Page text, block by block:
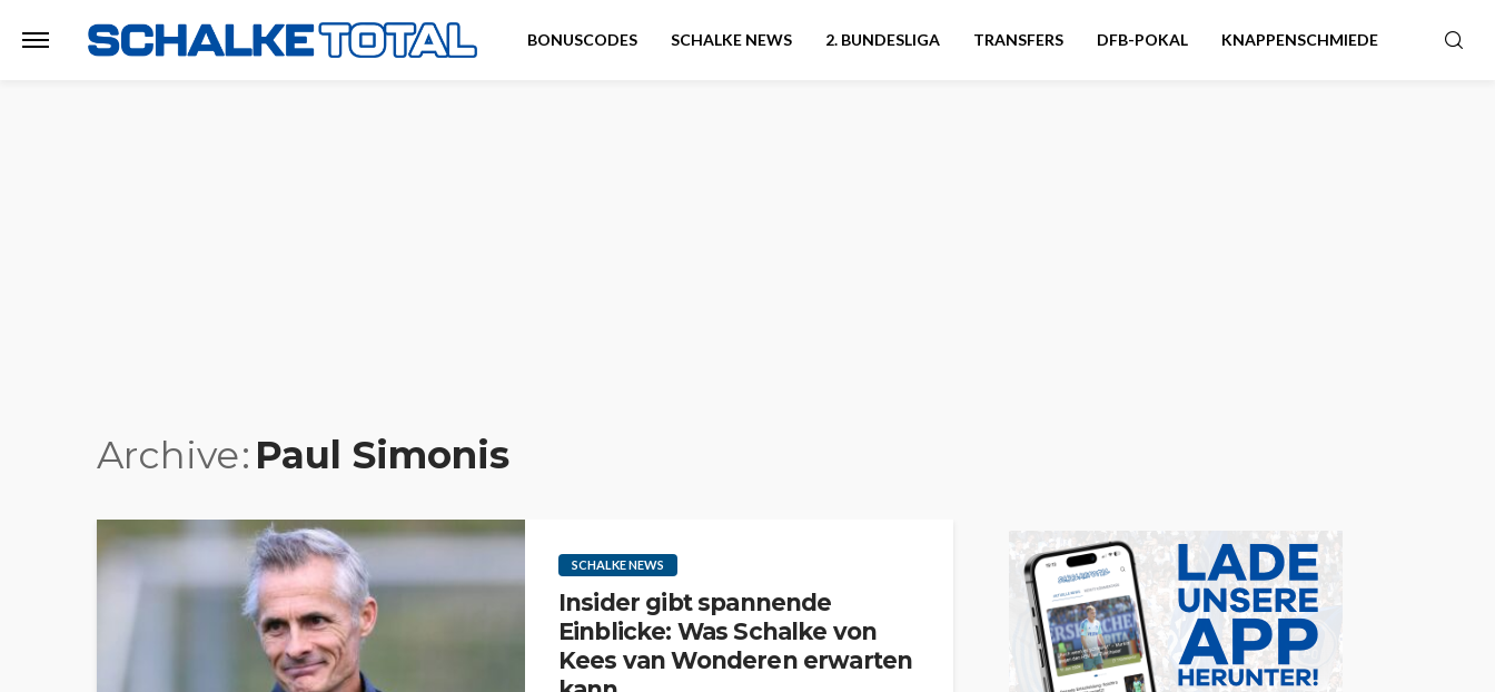
BONUSCODES SCHALKE NEWS 2. BUNDESLIGA TRANSFERS DFB-POKAL KNAPPENSCHMIEDE
Archive Paul Simonis
SCHALKE NEWS
Insider gibt spannende
Einblicke: Was Schalke von
Kees van Wonderen erwarten